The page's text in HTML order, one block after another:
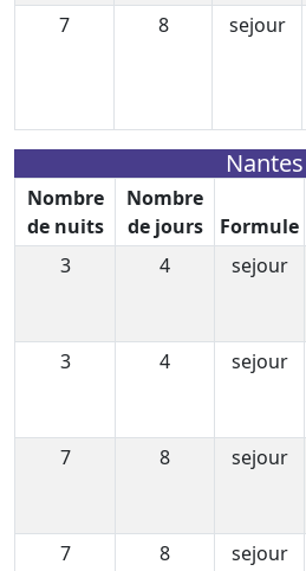
7
8 sejour
Nantes
Nombre
de nuits
Nombre
de jours
Formule
3
4 sejour
3
4 sejour
7
8 sejour
7
8 sejour